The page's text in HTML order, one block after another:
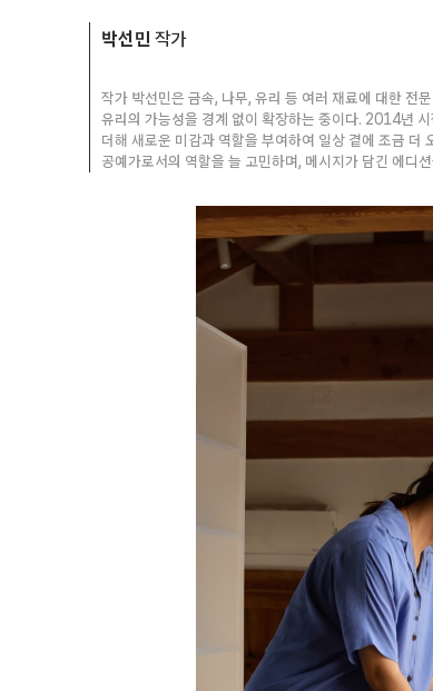
박선민 작가
작가 박선민은 금속, 나무, 유리 등 여러 재료에 대한 전
유리의 가능성을 경계 없이 확장하는 중이다. 2014년
더해 새로운 미감과 역할을 부여하여 일상 곁에 조금 더
공예가로서의 역할을 늘 고민하며, 메시지가 담긴 에디